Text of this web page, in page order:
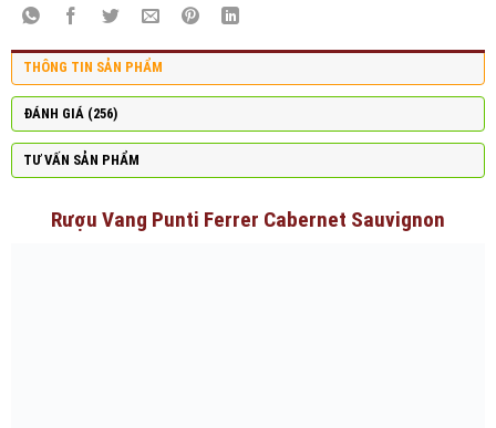
THÔNG TIN SẢN PHẨM
ĐÁNH GIÁ (256)
TƯ VẤN SẢN PHẨM
Rượu Vang Punti Ferrer Cabernet Sauvignon